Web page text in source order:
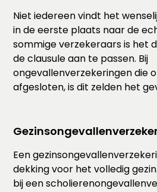
Niet iedereen vindt het
in de eerste plaats naar de
sommige verzekeraars is het
de clausule aan te passen. Bij
ongevallenverzekeringen die
afgesloten, is dit zelden het
Een
dekking voor het volledig
bij een